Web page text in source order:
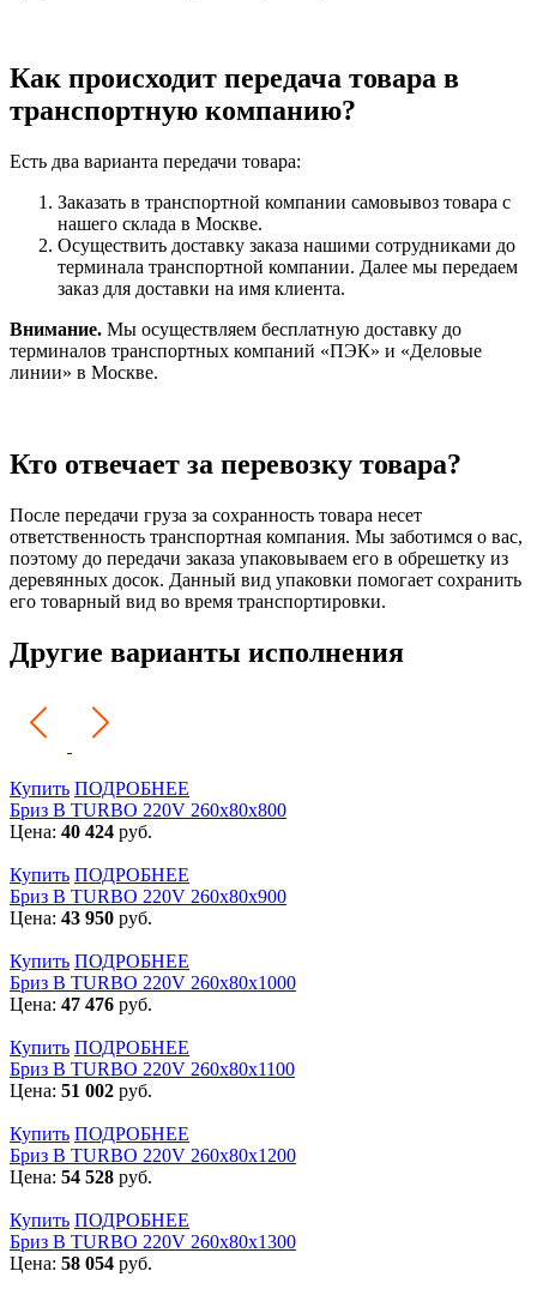
Как происходит передача товара в
транспортную компанию?
Есть два варианта передачи товара:
Заказать в транспортной компании самовывоз товара с
нашего склада в Москве.
Осуществить доставку заказа нашими сотрудниками до
терминала транспортной компании. Далее мы передаем
заказ для доставки на имя клиента.
Внимание. Мы осуществляем бесплатную доставку до
терминалов транспортных компаний «ПЭК» и «Деловые
линии» в Москве.
Кто отвечает за перевозку товара?
После передачи груза за сохранность товара несет
ответственность транспортная компания. Мы заботимся о вас,
поэтому до передачи заказа упаковываем его в обрешетку из
деревянных досок. Данный вид упаковки помогает сохранить
его товарный вид во время транспортировки.
Другие варианты исполнения
Купить ПОДРОБНЕЕ
Бриз В TURBO 220V 260х80х800
Цена: 40 424 руб.
Купить ПОДРОБНЕЕ
Бриз В TURBO 220V 260х80х900
Цена: 43 950 руб.
Купить ПОДРОБНЕЕ
Бриз В TURBO 220V 260х80х1000
Цена: 47 476 руб.
Купить ПОДРОБНЕЕ
Бриз В TURBO 220V 260х80х1100
Цена: 51 002 руб.
Купить ПОДРОБНЕЕ
Бриз В TURBO 220V 260х80х1200
Цена: 54 528 руб.
Купить ПОДРОБНЕЕ
Бриз В TURBO 220V 260х80х1300
Цена: 58 054 руб.